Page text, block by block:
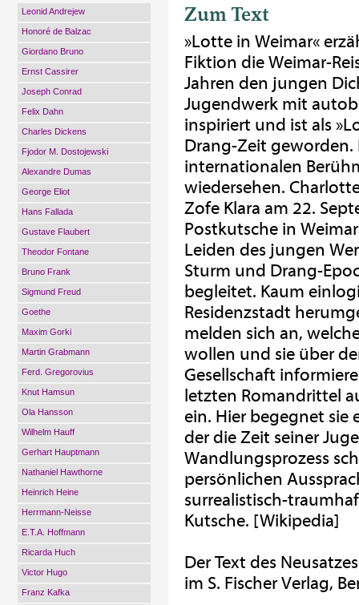
Leonid Andrejew
Honoré de Balzac
Giordano Bruno
Ernst Cassirer
Joseph Conrad
Felix Dahn
Charles Dickens
Fjodor M. Dostojewski
Alexandre Dumas
George Eliot
Hans Fallada
Gustave Flaubert
Theodor Fontane
Bruno Frank
Sigmund Freud
Goethe
Maxim Gorki
Martin Grabmann
Ferd. Gregorovius
Knut Hamsun
Ola Hansson
Wilhelm Hauff
Gerhart Hauptmann
Nathaniel Hawthorne
Heinrich Heine
Herrmann-Neisse
E.T.A. Hoffmann
Ricarda Huch
Victor Hugo
Franz Kafka
Zum Text
»Lotte in Weimar«
Fiktion die Weimar-
Jahren den jungen
Jugendwerk mit
inspiriert und ist als
Drang-Zeit
internationalen
wiedersehen.
Zofe Klara am 22.
Postkutsche in
Leiden des jungen
Sturm und Drang-
begleitet. Kaum
Residenzstadt
melden sich an,
wollen und sie über
Gesellschaft
letzten Romandrittel
ein. Hier begegnet sie
der die Zeit seiner
Wandlungsprozess
persönlichen
surrealistisch-
Kutsche. [Wikipedia]
Der Text des
im S. Fischer Verlag,